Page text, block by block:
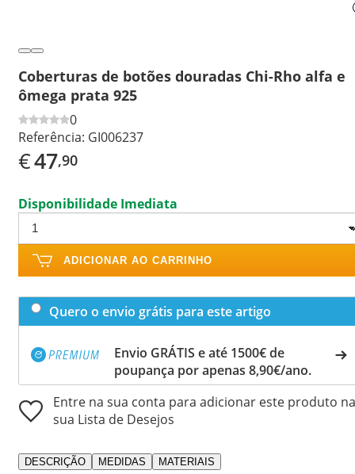
Coberturas de botões douradas Chi-Rho alfa e
ômega prata 925
0
Referência: GI006237
€47,90
Disponibilidade Imediata
ADICIONAR AO CARRINHO
Quero o envio grátis para este artigo
Envio GRÁTIS e até 1500€ de
poupança por apenas 8,90€/ano.
Entre na sua conta para adicionar este produto na
sua Lista de Desejos
DESCRIÇÃO MEDIDAS MATERIAIS